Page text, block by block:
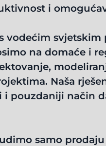
i
vodećim svjetskim
na domaće i
Naša
i pouzdaniji način
samo